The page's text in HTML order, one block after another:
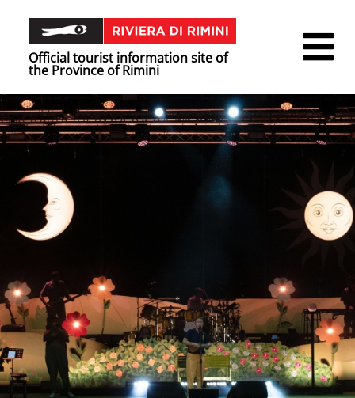
Official tourist information site of
the Province of Rimini